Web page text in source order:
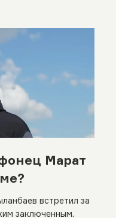
Марат
встретил за
заключенным.